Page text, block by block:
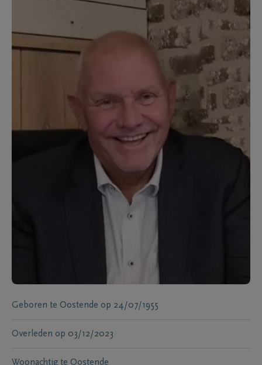
Geboren te Oostende op 24/07/1955
Overleden op 03/12/2023
Woonachtig te Oostende